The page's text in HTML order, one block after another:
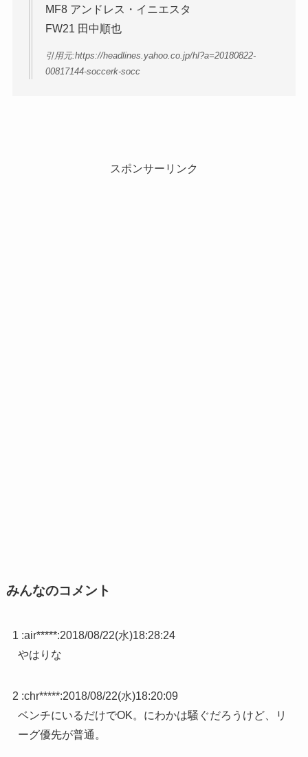
MF8 アンドレス・イニエスタ
FW21 田中順也
引用元:https://headlines.yahoo.co.jp/hl?a=20180822-
00817144-soccerk-socc
スポンサーリンク
みんなのコメント
1 :air*****:2018/08/22(水)18:28:24
やはりな
2 :chr*****:2018/08/22(水)18:20:09
ベンチにいるだけでOK。にわかは騒ぐだろうけど、リ
ーグ優先が普通。